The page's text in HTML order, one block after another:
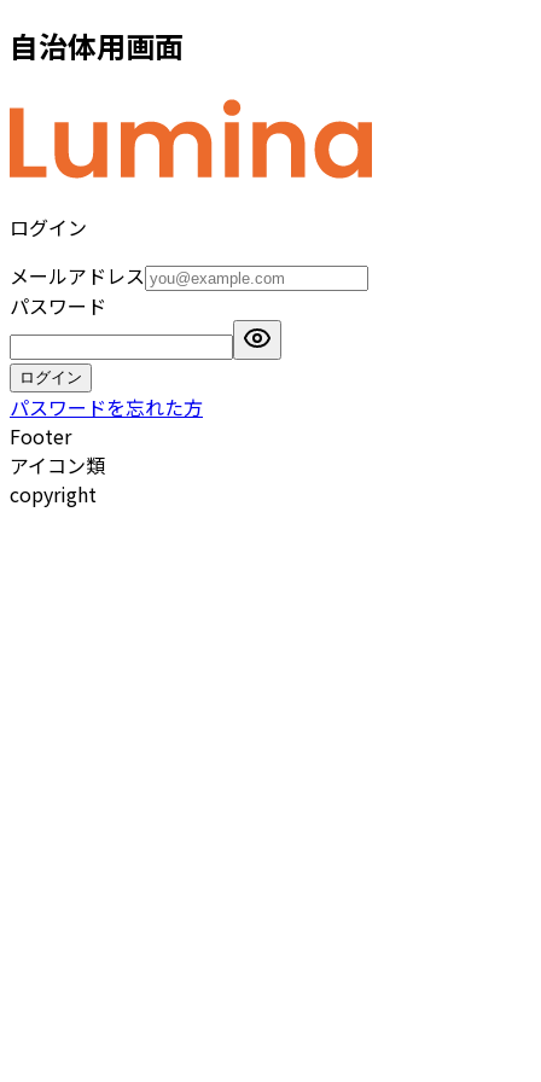
自治体用画面
ログイン
メールアドレス
パスワード
ログイン
パスワードを忘れた方
Footer
アイコン類
copyright